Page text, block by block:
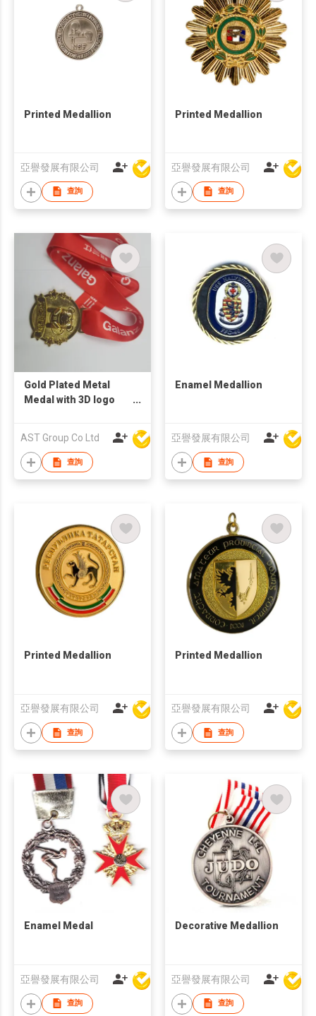
Printed Medallion
亞譽發展有限公司
查詢
Printed Medallion
亞譽發展有限公司
查詢
Gold Plated Metal
Medal with 3D logo
AST Group Co Ltd
查詢
Enamel Medallion
亞譽發展有限公司
查詢
Printed Medallion
亞譽發展有限公司
查詢
Printed Medallion
亞譽發展有限公司
查詢
Enamel Medal
亞譽發展有限公司
查詢
Decorative Medallion
亞譽發展有限公司
查詢